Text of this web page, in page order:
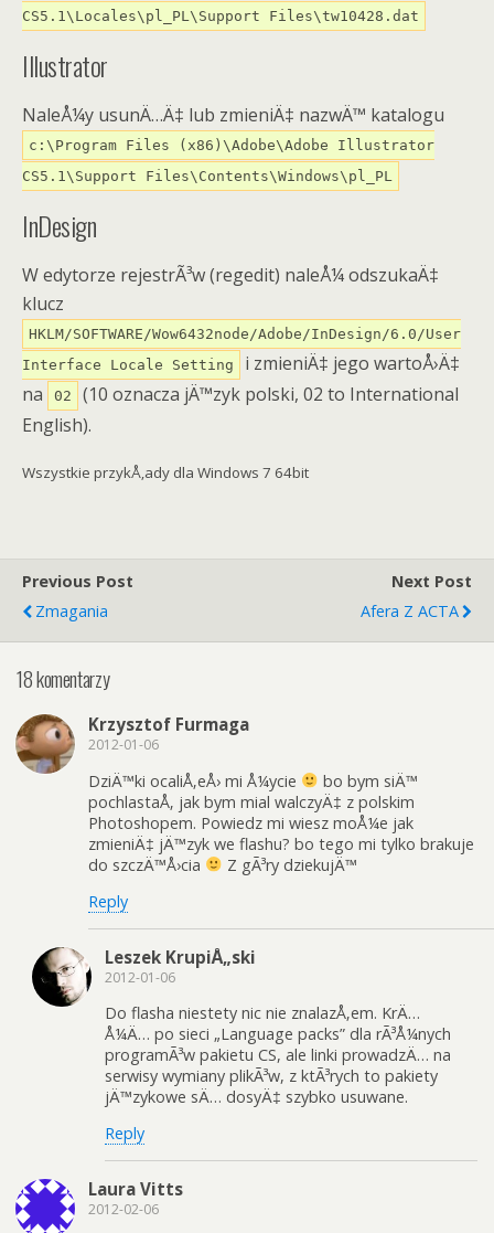
CS5.1\Locales\pl_PL\Support Files\tw10428.dat
Illustrator
NaleÅ¼y usunÄ…Ä‡ lub zmieniÄ‡ nazwÄ™ katalogu
c:\Program Files (x86)\Adobe\Adobe Illustrator
CS5.1\Support Files\Contents\Windows\pl_PL
InDesign
W edytorze rejestrÃ³w (regedit) naleÅ¼ odszukaÄ‡
klucz
HKLM/SOFTWARE/Wow6432node/Adobe/InDesign/6.0/User
Interface Locale Setting
i zmieniÄ‡ jego wartoÅ›Ä‡
na
02
(10 oznacza jÄ™zyk polski, 02 to International
English).
Wszystkie przykÅ‚ady dla Windows 7 64bit
Previous Post
Zmagania
Next Post
Afera Z ACTA
18 komentarzy
Krzysztof Furmaga
2012-01-06
DziÄ™ki ocaliÅ‚eÅ› mi Å¼ycie
bo bym siÄ™
pochlastaÅ‚ jak bym mial walczyÄ‡ z polskim
Photoshopem. Powiedz mi wiesz moÅ¼e jak
zmieniÄ‡ jÄ™zyk we flashu? bo tego mi tylko brakuje
do szczÄ™Å›cia
Z gÃ³ry dziekujÄ™
Reply
Leszek KrupiÅ„ski
2012-01-06
Do flasha niestety nic nie znalazÅ‚em. KrÄ…
Å¼Ä… po sieci „Language packs” dla rÃ³Å¼nych
programÃ³w pakietu CS, ale linki prowadzÄ… na
serwisy wymiany plikÃ³w, z ktÃ³rych to pakiety
jÄ™zykowe sÄ… dosyÄ‡ szybko usuwane.
Reply
Laura Vitts
2012-02-06